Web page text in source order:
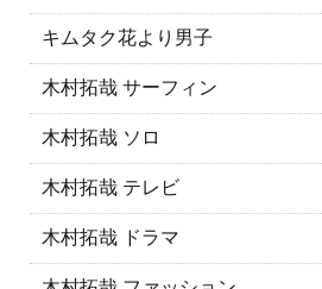
キムタク花より男子
木村拓哉 サーフィン
木村拓哉 ソロ
木村拓哉 テレビ
木村拓哉 ドラマ